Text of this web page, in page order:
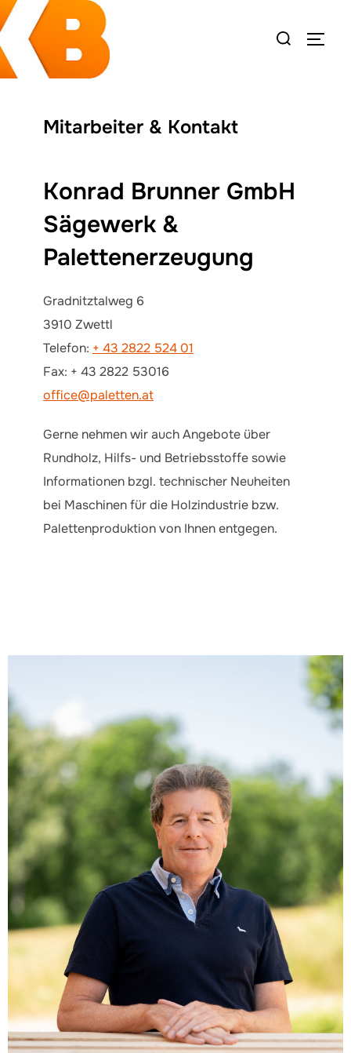
Zum
Inhalt
springen
Suchen
Mitarbeiter & Kontakt
Konrad Brunner GmbH
Sägewerk &
Palettenerzeugung
Gradnitztalweg 6
3910 Zwettl
Telefon: + 43 2822 524 01
Fax: + 43 2822 53016
office@paletten.at
Gerne nehmen wir auch Angebote über
Rundholz, Hilfs- und Betriebsstoffe sowie
Informationen bzgl. technischer Neuheiten
bei Maschinen für die Holzindustrie bzw.
Palettenproduktion von Ihnen entgegen.